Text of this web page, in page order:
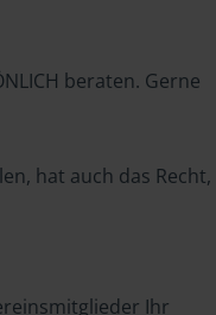
beraten. Gerne
hat auch das Recht,
Ihr